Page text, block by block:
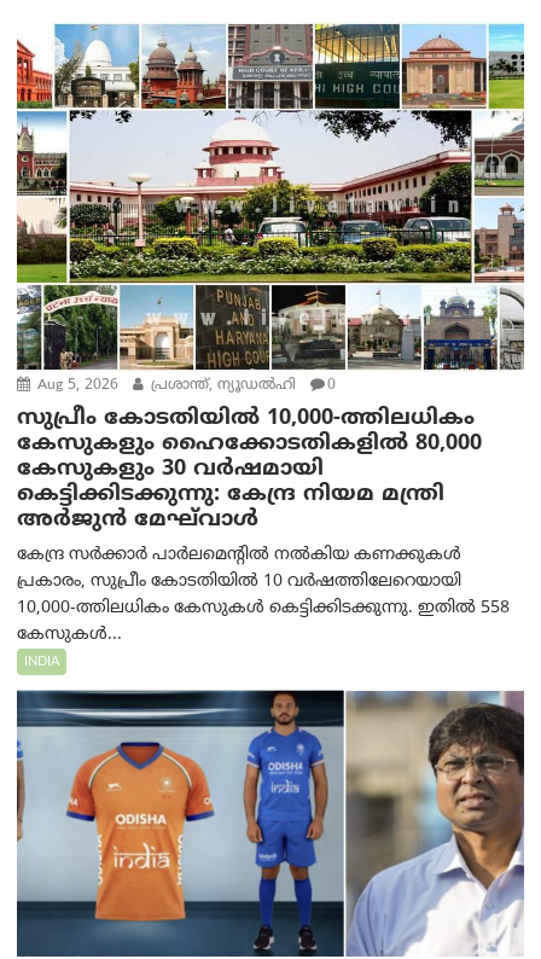
Aug 5, 2026 പ്രശാന്ത്, ന്യൂഡല്‍ഹി 0
സുപ്രീം കോടതിയിൽ 10,000-ത്തിലധികം
കേസുകളും ഹൈക്കോടതികളിൽ 80,000
കേസുകളും 30 വർഷമായി
കെട്ടിക്കിടക്കുന്നു: കേന്ദ്ര നിയമ മന്ത്രി
അര്‍ജുന്‍ മേഘ്‌വാള്‍
കേന്ദ്ര സർക്കാർ പാർലമെന്റിൽ നൽകിയ കണക്കുകൾ
പ്രകാരം, സുപ്രീം കോടതിയിൽ 10 വർഷത്തിലേറെയായി
10,000-ത്തിലധികം കേസുകൾ കെട്ടിക്കിടക്കുന്നു. ഇതിൽ 558
കേസുകൾ...
INDIA